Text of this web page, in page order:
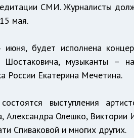
СМИ. Журналисты
мая.
будет исполнена
музыканты –
России Екатерина Мечетина.
выступления
Александра Олешко, Виктории
Спиваковой и многих других.